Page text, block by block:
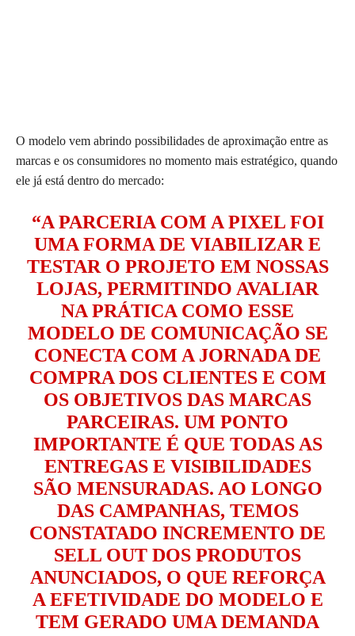
O modelo vem abrindo possibilidades de aproximação entre as
marcas e os consumidores no momento mais estratégico, quando
ele já está dentro do mercado:
“A PARCERIA COM A PIXEL FOI
UMA FORMA DE VIABILIZAR E
TESTAR O PROJETO EM NOSSAS
LOJAS, PERMITINDO AVALIAR
NA PRÁTICA COMO ESSE
MODELO DE COMUNICAÇÃO SE
CONECTA COM A JORNADA DE
COMPRA DOS CLIENTES E COM
OS OBJETIVOS DAS MARCAS
PARCEIRAS. UM PONTO
IMPORTANTE É QUE TODAS AS
ENTREGAS E VISIBILIDADES
SÃO MENSURADAS. AO LONGO
DAS CAMPANHAS, TEMOS
CONSTATADO INCREMENTO DE
SELL OUT DOS PRODUTOS
ANUNCIADOS, O QUE REFORÇA
A EFETIVIDADE DO MODELO E
TEM GERADO UMA DEMANDA